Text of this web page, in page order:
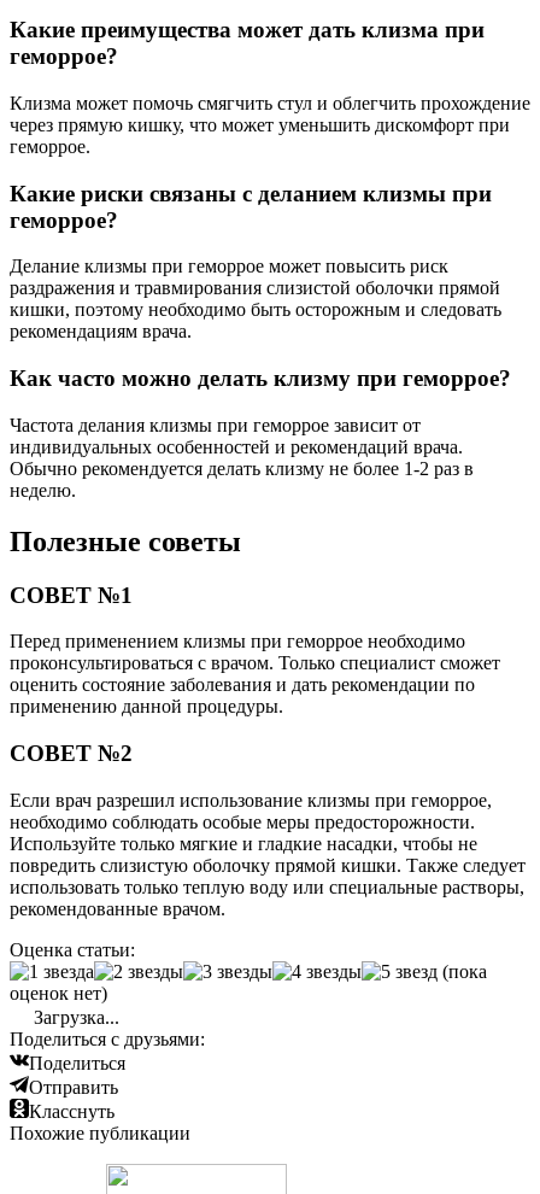
Какие преимущества может дать клизма при
геморрое?
Клизма может помочь смягчить стул и облегчить прохождение
через прямую кишку, что может уменьшить дискомфорт при
геморрое.
Какие риски связаны с деланием клизмы при
геморрое?
Делание клизмы при геморрое может повысить риск
раздражения и травмирования слизистой оболочки прямой
кишки, поэтому необходимо быть осторожным и следовать
рекомендациям врача.
Как часто можно делать клизму при геморрое?
Частота делания клизмы при геморрое зависит от
индивидуальных особенностей и рекомендаций врача.
Обычно рекомендуется делать клизму не более 1-2 раз в
неделю.
Полезные советы
СОВЕТ №1
Перед применением клизмы при геморрое необходимо
проконсультироваться с врачом. Только специалист сможет
оценить состояние заболевания и дать рекомендации по
применению данной процедуры.
СОВЕТ №2
Если врач разрешил использование клизмы при геморрое,
необходимо соблюдать особые меры предосторожности.
Используйте только мягкие и гладкие насадки, чтобы не
повредить слизистую оболочку прямой кишки. Также следует
использовать только теплую воду или специальные растворы,
рекомендованные врачом.
Оценка статьи:
(пока
оценок нет)
Загрузка...
Поделиться с друзьями:
Поделиться
Отправить
Класснуть
Похожие публикации